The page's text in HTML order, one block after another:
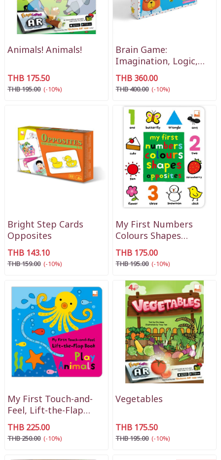
Animals! Animals!
THB 175.50
THB 195.00 (-10%)
Brain Game:
Imagination, Logic,
Expression
THB 360.00
THB 400.00 (-10%)
Bright Step Cards
Opposites
THB 143.10
THB 159.00 (-10%)
My First Numbers
Colours Shapes
Opposites
THB 175.00
THB 195.00 (-10%)
My First Touch-and-
Feel, Lift-the-Flap
Book - Play Animals
THB 225.00
THB 250.00 (-10%)
Vegetables
THB 175.50
THB 195.00 (-10%)